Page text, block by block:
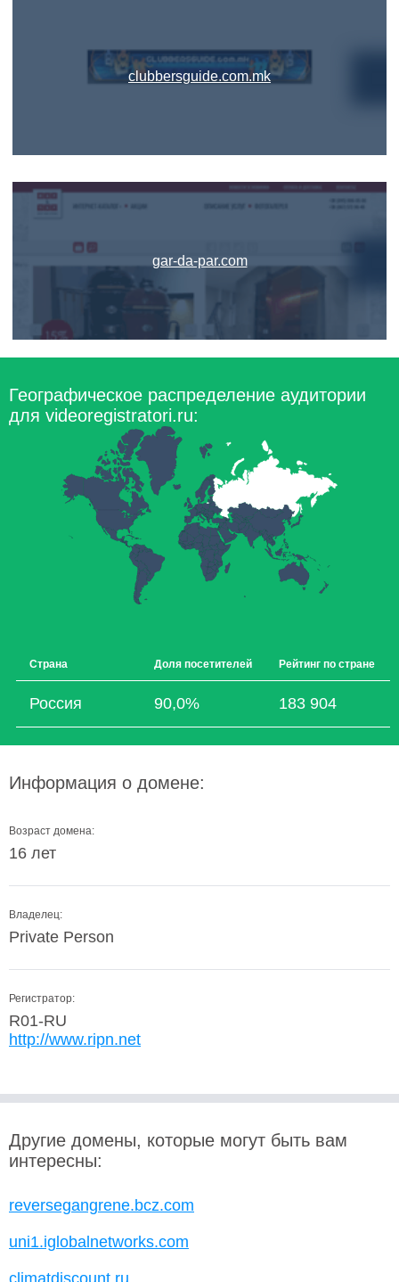
clubbersguide.com.mk
gar-da-par.com
Географическое распределение аудитории
для videoregistratori.ru:
Страна Доля посетителей Рейтинг по стране
Россия 90,0% 183 904
Информация о домене:
Возраст домена:
16 лет
Владелец:
Private Person
Регистратор:
R01-RU
http://www.ripn.net
Другие домены, которые могут быть вам
интересны:
reversegangrene.bcz.com
uni1.iglobalnetworks.com
climatdiscount.ru